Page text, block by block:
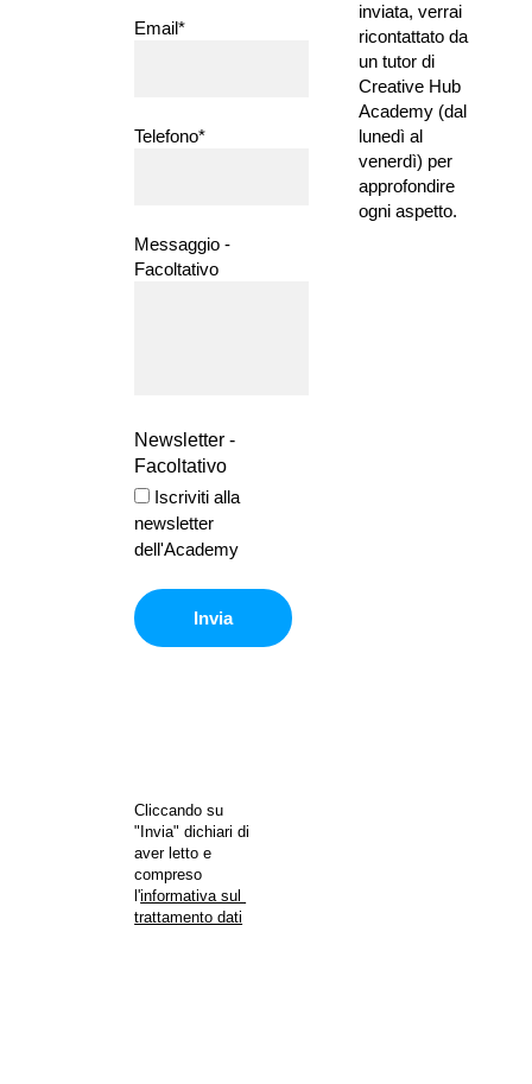
inviata, verrai
ricontattato da
un tutor di
Creative Hub
Academy (dal
lunedì al
venerdì) per
approfondire
ogni aspetto.
Email*
Telefono*
Messaggio -
Facoltativo
Newsletter -
Facoltativo
Iscriviti alla
newsletter
dell'Academy
Invia
Cliccando su
"Invia" dichiari di
aver letto e
compreso
l'informativa sul
trattamento dati